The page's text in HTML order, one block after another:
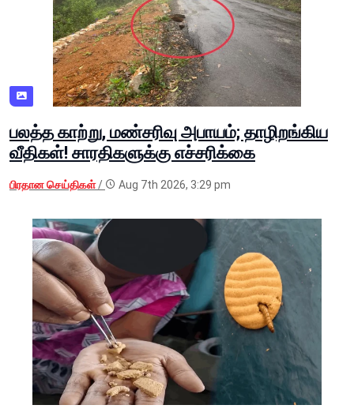
பலத்த காற்று, மண்சரிவு அபாயம்; தாழிறங்கிய
வீதிகள்! சாரதிகளுக்கு எச்சரிக்கை
பிரதான செய்திகள்/ Aug 7th 2026, 3:29 pm